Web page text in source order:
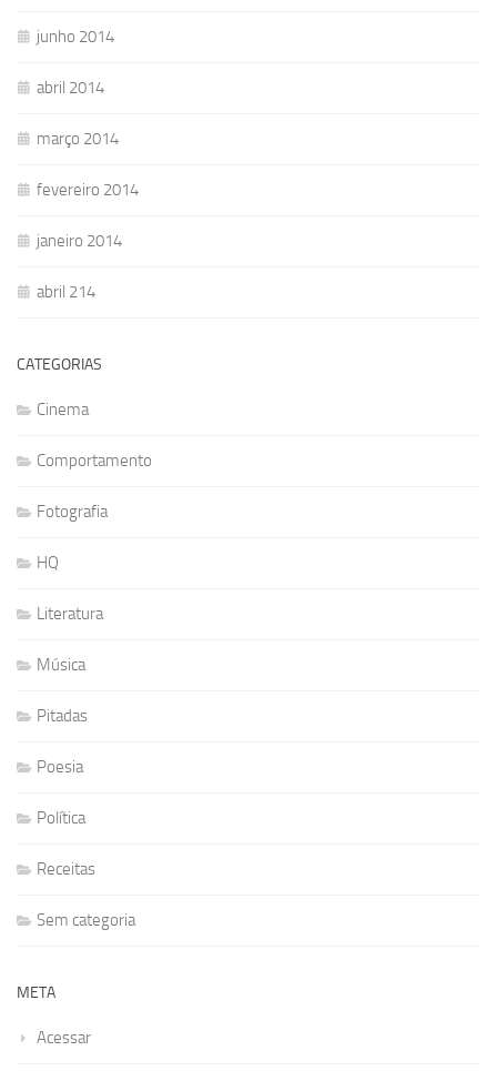
junho 2014
abril 2014
março 2014
fevereiro 2014
janeiro 2014
abril 214
CATEGORIAS
Cinema
Comportamento
Fotografia
HQ
Literatura
Música
Pitadas
Poesia
Política
Receitas
Sem categoria
META
Acessar